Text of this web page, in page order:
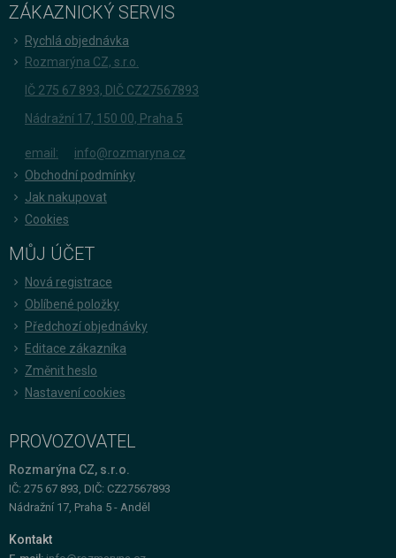
ZÁKAZNICKÝ SERVIS
Rychlá objednávka
Rozmarýna CZ, s.r.o.
IČ 275 67 893, DIČ CZ27567893
Nádražní 17, 150 00, Praha 5
email:
info@rozmaryna.cz
Obchodní podmínky
Jak nakupovat
Cookies
MŮJ ÚČET
Nová registrace
Oblíbené položky
Předchozí objednávky
Editace zákazníka
Změnit heslo
Nastavení cookies
PROVOZOVATEL
Rozmarýna CZ, s.r.o.
IČ: 275 67 893, DIČ: CZ27567893
Nádražní 17, Praha 5 - Anděl
Kontakt